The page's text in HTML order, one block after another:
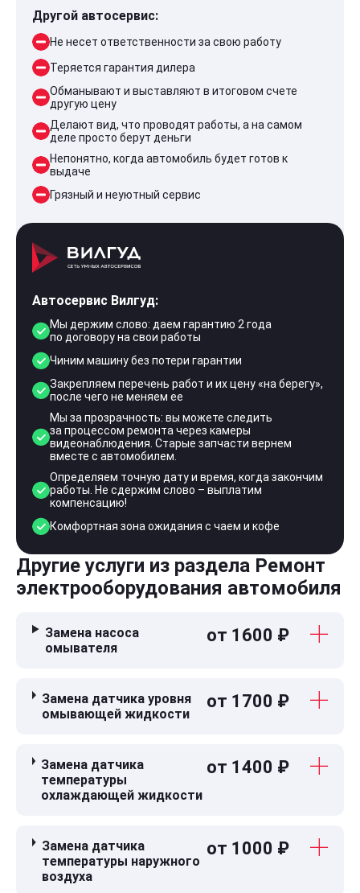
Другой автосервис:
Не несет ответственности за свою работу
Теряется гарантия дилера
Обманывают и выставляют в итоговом счете
другую цену
Делают вид, что проводят работы, а на самом
деле просто берут деньги
Непонятно, когда автомобиль будет готов к
выдаче
Грязный и неуютный сервис
Автосервис Вилгуд:
Мы держим слово: даем гарантию 2 года
по договору на свои работы
Чиним машину без потери гарантии
Закрепляем перечень работ и их цену «на берегу»,
после чего не меняем ее
Мы за прозрачность: вы можете следить
за процессом ремонта через камеры
видеонаблюдения. Старые запчасти вернем
вместе с автомобилем.
Определяем точную дату и время, когда закончим
работы. Не сдержим слово – выплатим
компенсацию!
Комфортная зона ожидания с чаем и кофе
Другие услуги из раздела Ремонт
электрооборудования автомобиля
Замена насоса
омывателя
от 1600 ₽
Замена датчика уровня
омывающей жидкости
от 1700 ₽
Замена датчика
температуры
охлаждающей жидкости
от 1400 ₽
Замена датчика
температуры наружного
воздуха
от 1000 ₽